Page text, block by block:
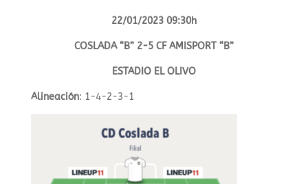
22/01/2023 09:30h
COSLADA “B” 2-5 CF AMISPORT “B”
ESTADIO EL OLIVO
Alineación: 1-4-2-3-1